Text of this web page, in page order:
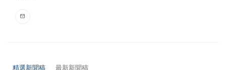
精選新聞稿 最新新聞稿